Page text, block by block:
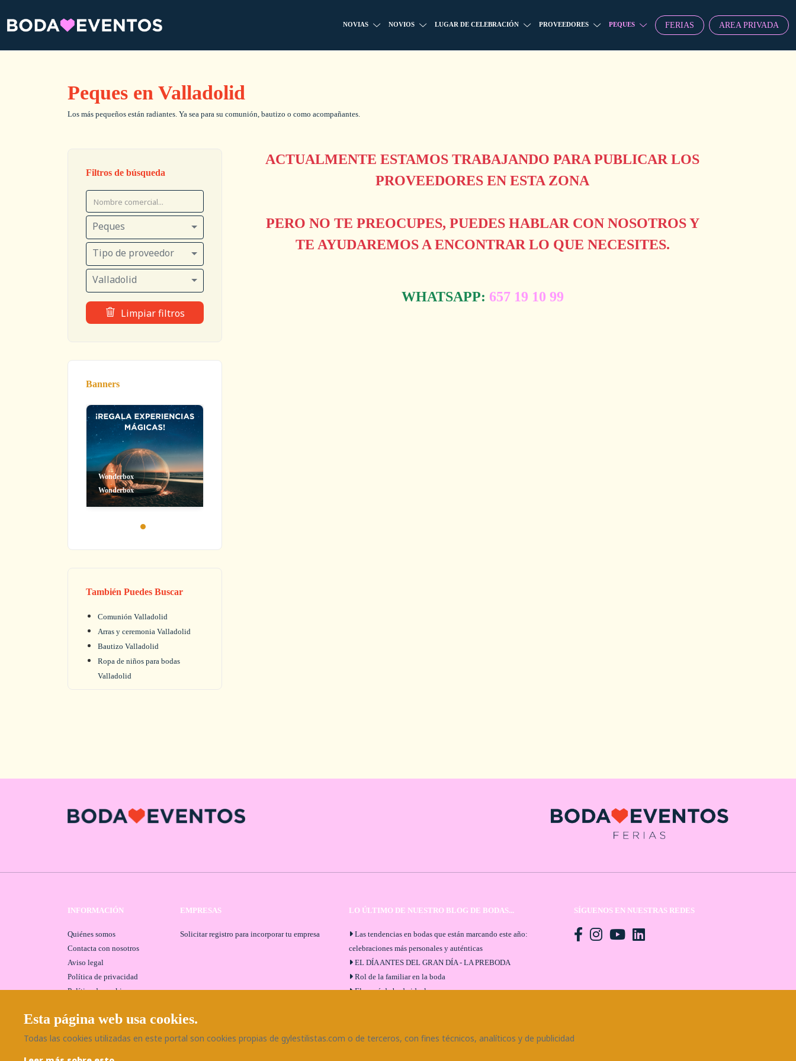
NOVIAS NOVIOS LUGAR DE CELEBRACIÓN PROVEEDORES PEQUES FERIAS AREA PRIVADA
Peques en Valladolid
Los más pequeños están radiantes. Ya sea para su comunión, bautizo o como acompañantes.
Filtros de búsqueda
Peques
Tipo de proveedor
Valladolid
Limpiar filtros
Banners
Wonderbox
Wonderbox
También Puedes Buscar
Comunión Valladolid
Arras y ceremonia Valladolid
Bautizo Valladolid
Ropa de niños para bodas
Valladolid
ACTUALMENTE ESTAMOS TRABAJANDO PARA PUBLICAR LOS
PROVEEDORES EN ESTA ZONA
PERO NO TE PREOCUPES, PUEDES HABLAR CON NOSOTROS Y
TE AYUDAREMOS A ENCONTRAR LO QUE NECESITES.
WHATSAPP: 657 19 10 99
INFORMACIÓN
Quiénes somos
Contacta con nosotros
Aviso legal
Política de privacidad
Política de cookies
EMPRESAS
Solicitar registro para incorporar tu empresa
LO ÚLTIMO DE NUESTRO BLOG DE BODAS...
Las tendencias en bodas que están marcando este año:
celebraciones más personales y auténticas
EL DÍA ANTES DEL GRAN DÍA - LA PREBODA
Rol de la familiar en la boda
El menú de boda ideal
¿Cómo será tu boda?
SÍGUENOS EN NUESTRAS REDES
Esta página web usa cookies.
Todas las cookies utilizadas en este portal son cookies propias de gylestilistas.com o de terceros, con fines técnicos, analíticos y de publicidad